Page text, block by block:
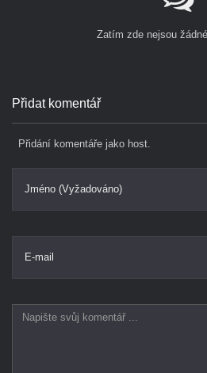
Zatím zde nejsou
Přidat komentář
Přidání komentáře jako host.
Jméno (Vyžadováno)
E-mail